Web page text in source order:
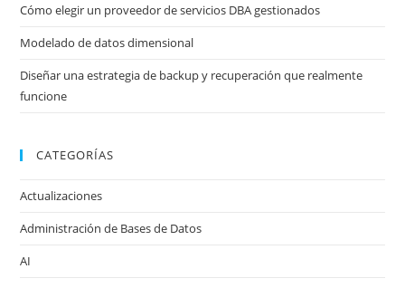
Cómo elegir un proveedor de servicios DBA gestionados
Modelado de datos dimensional
Diseñar una estrategia de backup y recuperación que realmente
funcione
CATEGORÍAS
Actualizaciones
Administración de Bases de Datos
AI